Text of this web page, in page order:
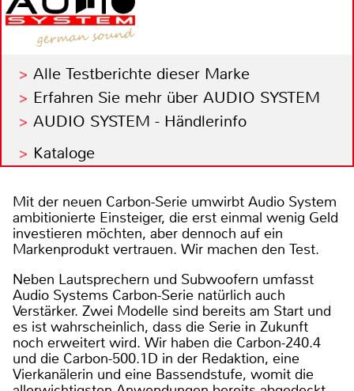
Alle Testberichte dieser Marke
Erfahren Sie mehr über AUDIO SYSTEM
AUDIO SYSTEM - Händlerinfo
Kataloge
Mit der neuen Carbon-Serie umwirbt Audio System
ambitionierte Einsteiger, die erst einmal wenig Geld
investieren möchten, aber dennoch auf ein
Markenprodukt vertrauen. Wir machen den Test.
Neben Lautsprechern und Subwoofern umfasst
Audio Systems Carbon-Serie natürlich auch
Verstärker. Zwei Modelle sind bereits am Start und
es ist wahrscheinlich, dass die Serie in Zukunft
noch erweitert wird. Wir haben die Carbon-240.4
und die Carbon-500.1D in der Redaktion, eine
Vierkanälerin und eine Bassendstufe, womit die